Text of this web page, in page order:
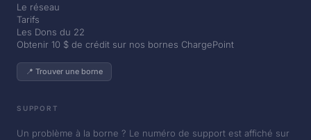
Le réseau
Tarifs
Les Dons du 22
Obtenir 10 $ de crédit sur nos bornes ChargePoint
📍 Trouver une borne
SUPPORT
Un problème à la borne ? Le numéro de support est affiché sur